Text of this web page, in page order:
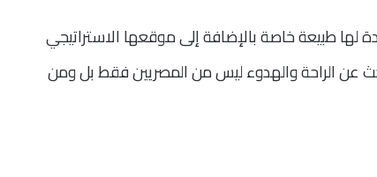
لها طبيعة خاصة بالإضافة إلى موقعها الاستراتيجي
عن الراحة والهدوء ليس من المصريين فقط بل ومن